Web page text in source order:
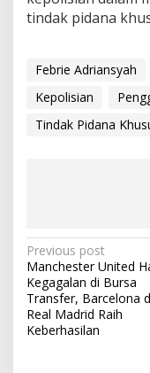
tindak pidana
Febrie Adriansyah
Kepolisian
Tindak Pidana
P
o
s
t
Previous post
Manchester United
Kegagalan di Bursa
Transfer, Barcelona
Real Madrid Raih
Keberhasilan